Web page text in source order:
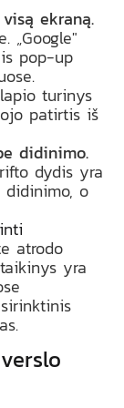
ekraną.
„Google"
pop-up
turinys
patirtis iš
didinimo.
dydis yra
didinimo, o
atrodo
yra